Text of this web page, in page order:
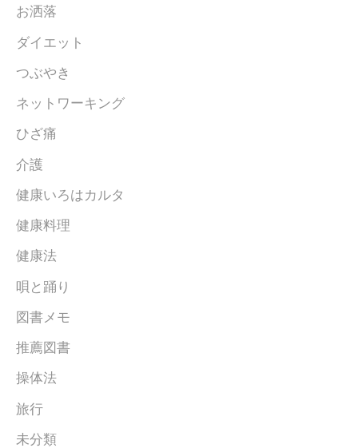
お洒落
ダイエット
つぶやき
ネットワーキング
ひざ痛
介護
健康いろはカルタ
健康料理
健康法
唄と踊り
図書メモ
推薦図書
操体法
旅行
未分類